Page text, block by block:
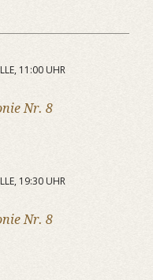
11:00 UHR
Nr. 8
19:30 UHR
Nr. 8